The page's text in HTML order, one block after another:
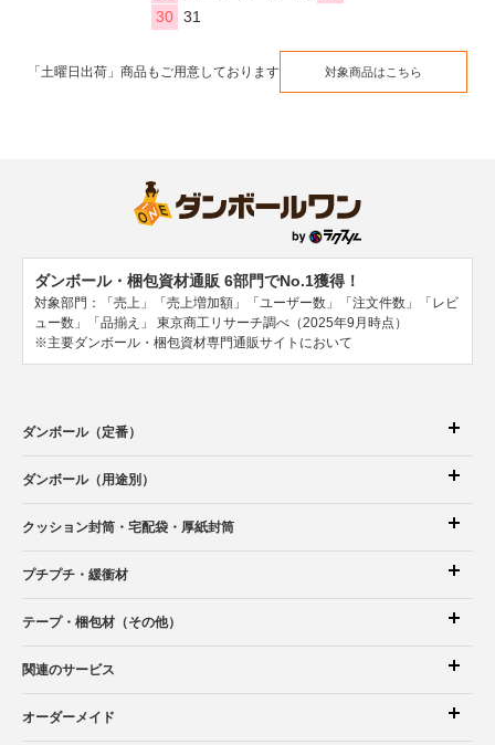
30 31
「土曜日出荷」商品もご用意しております 対象商品はこちら
ダンボール・梱包資材通販 6部門でNo.1獲得！
対象部門：「売上」「売上増加額」「ユーザー数」「注文件数」「レビ
ュー数」「品揃え」
東京商工リサーチ調べ（2025年9月時点）
※主要ダンボール・梱包資材専門通販サイトにおいて
ダンボール（定番）
ダンボール（用途別）
クッション封筒 ・宅配袋 ・厚紙封筒
プチプチ・緩衝材
テープ・梱包材（その他）
関連のサービス
オーダーメイド